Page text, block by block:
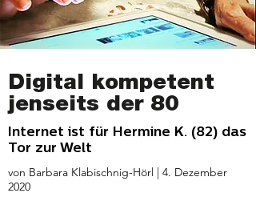
Digital kompetent
jenseits der 80
Internet ist für Hermine K. (82) das
Tor zur Welt
von Barbara Klabischnig-Hörl | 4. Dezember
2020